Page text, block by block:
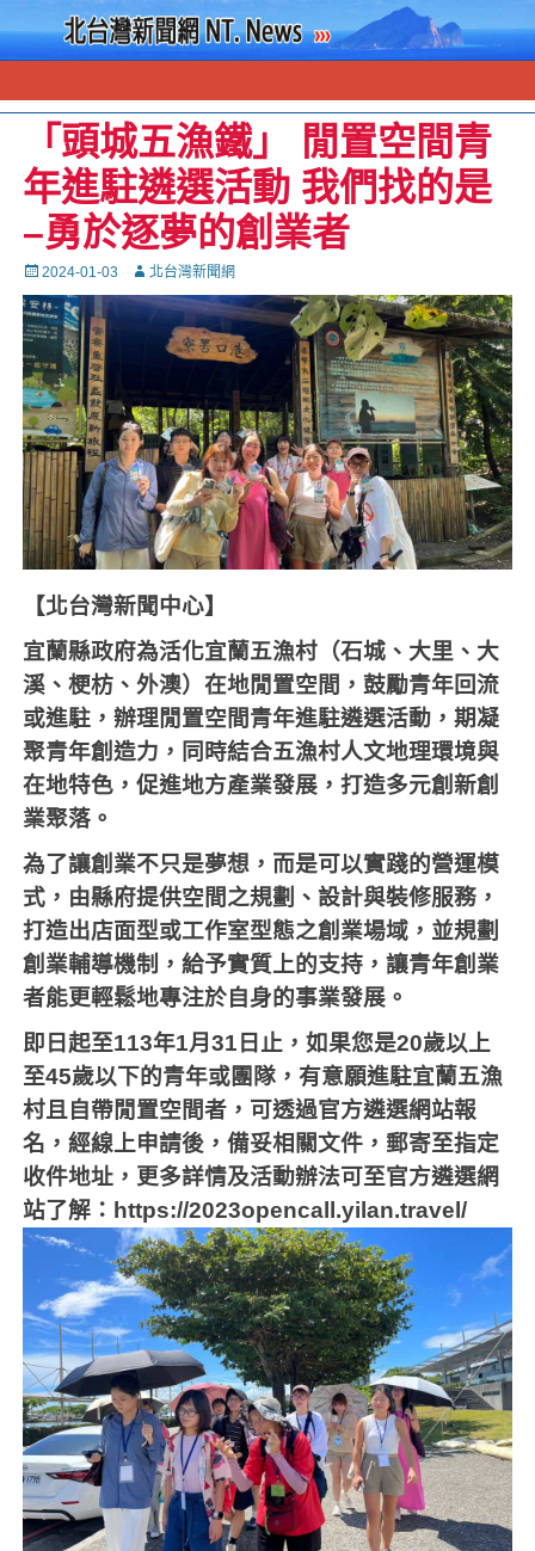
「頭城五漁鐵」 閒置空間青
年進駐遴選活動 我們找的是
–勇於逐夢的創業者
Posted
on
2024-01-03 Autor北台灣新聞網
【北台灣新聞中心】
宜蘭縣政府為活化宜蘭五漁村（石城、大里、大
溪、梗枋、外澳）在地閒置空間，鼓勵青年回流
或進駐，辦理閒置空間青年進駐遴選活動，期凝
聚青年創造力，同時結合五漁村人文地理環境與
在地特色，促進地方產業發展，打造多元創新創
業聚落。
為了讓創業不只是夢想，而是可以實踐的營運模
式，由縣府提供空間之規劃、設計與裝修服務，
打造出店面型或工作室型態之創業場域，並規劃
創業輔導機制，給予實質上的支持，讓青年創業
者能更輕鬆地專注於自身的事業發展。
即日起至113年1月31 日止，如果您是20歲以上
至45歲以下的青年或團隊，有意願進駐宜蘭五漁
村且自帶閒置空間者，可透過官方遴選網站報
名，經線上申請後，備妥相關文件，郵寄至指定
收件地址，更多詳情及活動辦法可至官方遴選網
站了解： https://2023opencall.yilan.travel/